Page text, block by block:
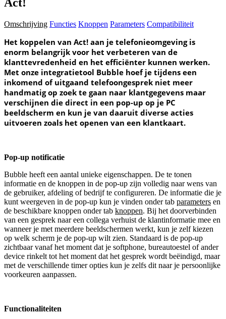
Omschrijving Functies Knoppen Parameters Compatibiliteit
Het koppelen van Act! aan je telefonieomgeving is
enorm belangrijk voor het verbeteren van de
klanttevredenheid en het efficiënter kunnen werken.
Met onze integratietool Bubble hoef je tijdens een
inkomend of uitgaand telefoongesprek niet meer
handmatig op zoek te gaan naar klantgegevens maar
verschijnen die direct in een pop-up op je PC
beeldscherm en kun je van daaruit diverse acties
uitvoeren zoals het openen van een klantkaart.
Pop-up notificatie
Bubble heeft een aantal unieke eigenschappen. De te tonen
informatie en de knoppen in de pop-up zijn volledig naar wens van
de gebruiker, afdeling of bedrijf te configureren. De informatie die je
kunt weergeven in de pop-up kun je vinden onder tab parameters en
de beschikbare knoppen onder tab knoppen. Bij het doorverbinden
van een gesprek naar een collega verhuist de klantinformatie mee en
wanneer je met meerdere beeldschermen werkt, kun je zelf kiezen
op welk scherm je de pop-up wilt zien. Standaard is de pop-up
zichtbaar vanaf het moment dat je softphone, bureautoestel of ander
device rinkelt tot het moment dat het gesprek wordt beëindigd, maar
met de verschillende timer opties kun je zelfs dit naar je persoonlijke
voorkeuren aanpassen.
Functionaliteiten